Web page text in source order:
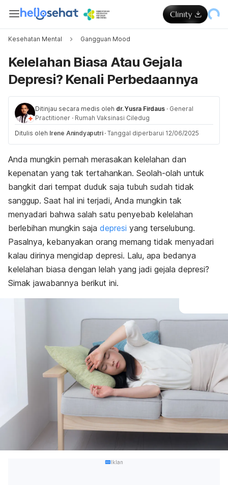
Kesehatan Mental Gangguan Mood
Kelelahan Biasa Atau Gejala
Depresi? Kenali Perbedaannya
Ditinjau secara medis oleh dr. Yusra Firdaus · General
Practitioner · Rumah Vaksinasi Ciledug
Ditulis oleh Irene Anindyaputri · Tanggal diperbarui 12/06/2025
Anda mungkin pernah merasakan kelelahan dan
kepenatan yang tak tertahankan. Seolah-olah untuk
bangkit dari tempat duduk saja tubuh sudah tidak
sanggup. Saat hal ini terjadi, Anda mungkin tak
menyadari bahwa salah satu penyebab kelelahan
berlebihan mungkin saja depresi yang terselubung.
Pasalnya, kebanyakan orang memang tidak menyadari
kalau dirinya mengidap depresi. Lalu, apa bedanya
kelelahan biasa dengan lelah yang jadi gejala depresi?
Simak jawabannya berikut ini.
Iklan